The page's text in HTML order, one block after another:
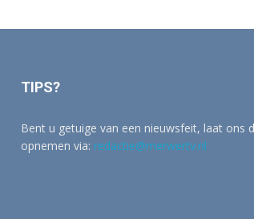
TIPS?
Bent u getuige van een nieuwsfeit, laat ons
opnemen via: redactie@merwertv.nl